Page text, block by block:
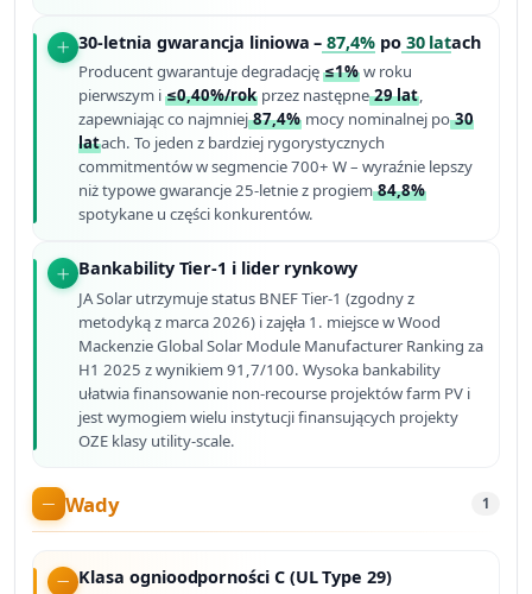
30-letnia gwarancja liniowa – 87,4%po30 latach
Producent gwarantuje degradację≤1% w roku
pierwszym i≤0,40%/rok przez następne29 lat,
zapewniając co najmniej87,4% mocy nominalnej po30
latach. To jeden z bardziej rygorystycznych
commitmentów w segmencie 700+ W – wyraźnie lepszy
niż typowe gwarancje 25-letnie z progiem84,8%
spotykane u części konkurentów.
Bankability Tier-1 i lider rynkowy
JA Solar utrzymuje status BNEF Tier-1 (zgodny z
metodyką z marca 2026) i zajęła 1. miejsce w Wood
Mackenzie Global Solar Module Manufacturer Ranking za
H1 2025 z wynikiem 91,7/100. Wysoka bankability
ułatwia finansowanie non-recourse projektów farm PV i
jest wymogiem wielu instytucji finansujących projekty
OZE klasy utility-scale.
Wady 1
Klasa ognioodporności C (UL Type 29)